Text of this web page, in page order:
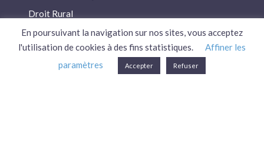
Droit Rural
Droit Social
Économie / Gestion
Environnement
En poursuivant la navigation sur nos sites, vous acceptez
l'utilisation de cookies à des fins statistiques.
Affiner les
paramètres
Accepter Refuser